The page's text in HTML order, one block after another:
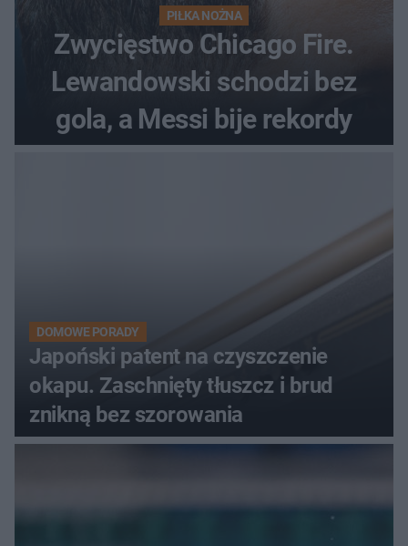
PIŁKA NOŻNA
Zwycięstwo Chicago Fire.
Lewandowski schodzi bez
gola, a Messi bije rekordy
DOMOWE PORADY
Japoński patent na czyszczenie
okapu. Zaschnięty tłuszcz i brud
znikną bez szorowania